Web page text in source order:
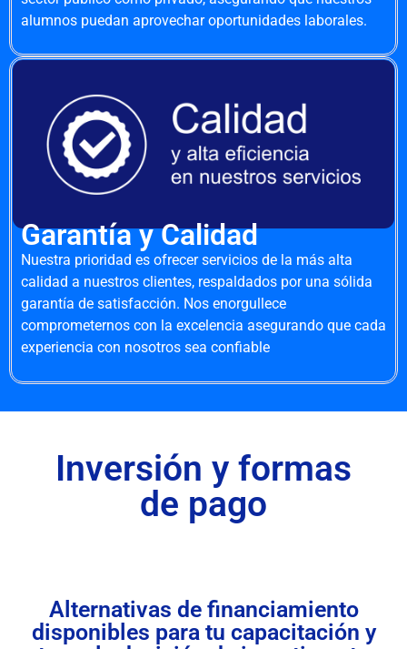
alumnos puedan aprovechar oportunidades laborales.
Garantía y Calidad
Nuestra prioridad es ofrecer servicios de la más alta
calidad a nuestros clientes, respaldados por una sólida
garantía de satisfacción. Nos enorgullece
comprometernos con la excelencia asegurando que cada
experiencia con nosotros sea confiable
Inversión y formas
de pago
Alternativas de financiamiento
disponibles para tu capacitación y